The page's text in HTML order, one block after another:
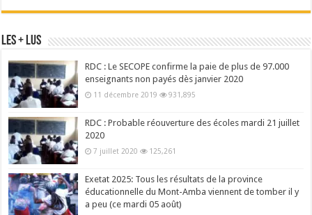
Les + Lus
RDC : Le SECOPE confirme la paie de plus de 97.000
enseignants non payés dès janvier 2020
11 décembre 2019 931,895
RDC : Probable réouverture des écoles mardi 21 juillet
2020
7 juillet 2020 125,261
Exetat 2025: Tous les résultats de la province
éducationnelle du Mont-Amba viennent de tomber il y
a peu (ce mardi 05 août)